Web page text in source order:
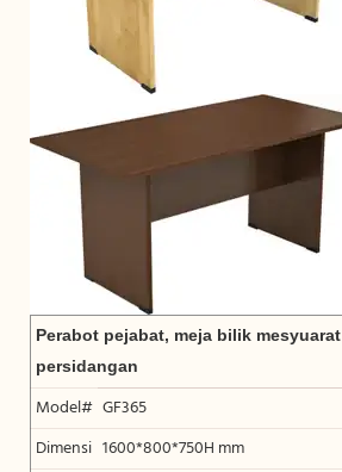
Perabot pejabat, meja bilik mesyuarat
persidangan
Model# GF365
Dimensi 1600*800*750H mm